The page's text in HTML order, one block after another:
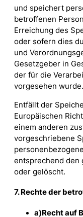
und speichert
betroffenen
Erreichung des
oder sofern dies
und
Gesetzgeber in
der für die
vorgesehen wurde.
Entfällt der
Europäischen
einem anderen
vorgeschriebene
entsprechend den
oder gelöscht.
7. Rechte der
a)Recht auf